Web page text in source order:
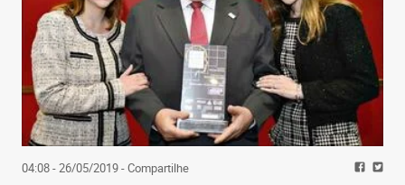
04:08 - 26/05/2019- Compartilhe